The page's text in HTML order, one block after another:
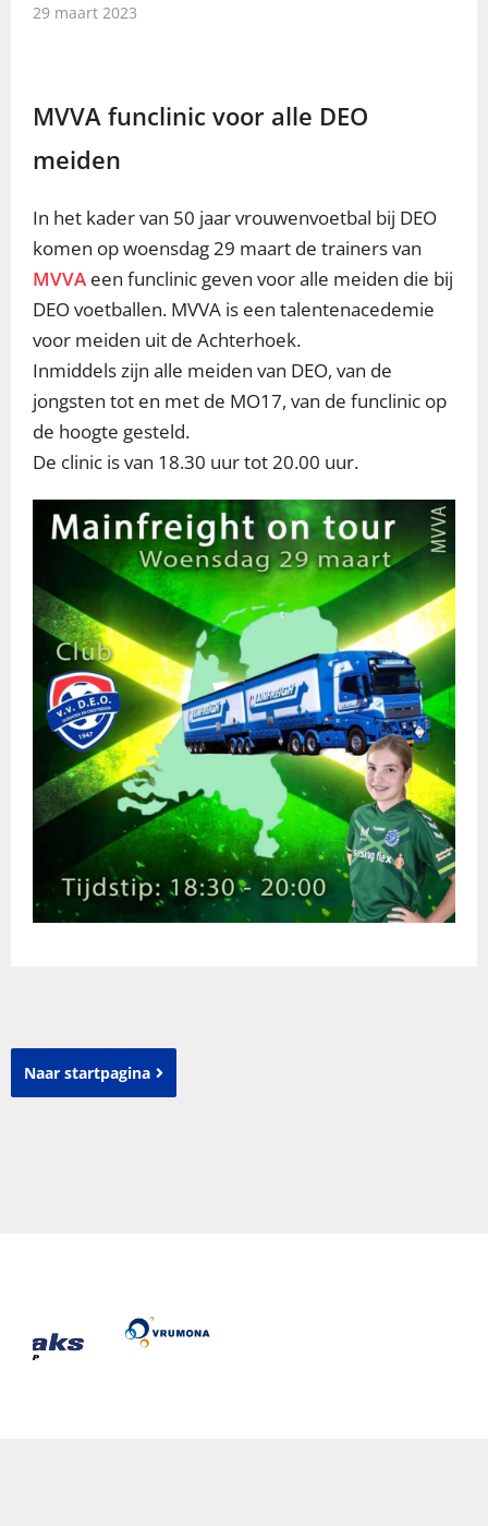
29 maart 2023
MVVA funclinic voor alle DEO
meiden
In het kader van 50 jaar vrouwenvoetbal bij DEO
komen op woensdag 29 maart de trainers van
MVVAeen funclinic geven voor alle meiden die bij
DEO voetballen. MVVA is een talentenacedemie
voor meiden uit de Achterhoek.
Inmiddels zijn alle meiden van DEO, van de
jongsten tot en met de MO17, van de funclinic op
de hoogte gesteld.
De clinic is van 18.30 uur tot 20.00 uur.
Naar startpagina